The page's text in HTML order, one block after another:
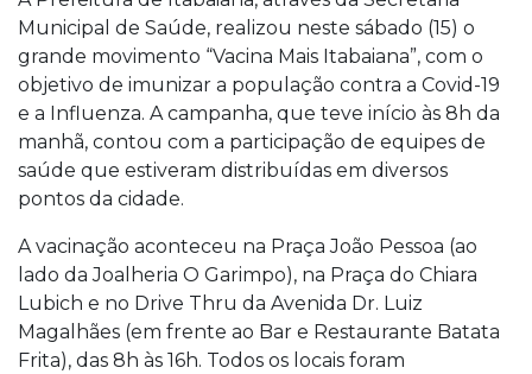
Municipal de Saúde, realizou neste sábado (15) o
grande movimento “Vacina Mais Itabaiana”, com o
objetivo de imunizar a população contra a Covid-19
e a Influenza. A campanha, que teve início às 8h da
manhã, contou com a participação de equipes de
saúde que estiveram distribuídas em diversos
pontos da cidade.
A vacinação aconteceu na Praça João Pessoa (ao
lado da Joalheria O Garimpo), na Praça do Chiara
Lubich e no Drive Thru da Avenida Dr. Luiz
Magalhães (em frente ao Bar e Restaurante Batata
Frita), das 8h às 16h. Todos os locais foram